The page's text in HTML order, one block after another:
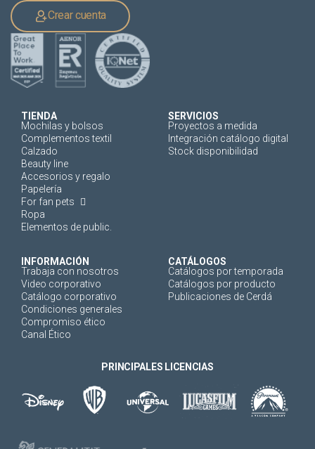
Crear cuenta
TIENDA
Mochilas y bolsos
Complementos textil
Calzado
Beauty line
Accesorios y regalo
Papelería
For fan pets
Ropa
Elementos de public.
SERVICIOS
Proyectos a medida
Integración catálogo digital
Stock disponibilidad
INFORMACIÓN
Trabaja con nosotros
Video corporativo
Catálogo corporativo
Condiciones generales
Compromiso ético
Canal Ético
CATÁLOGOS
Catálogos por temporada
Catálogos por producto
Publicaciones de Cerdá
PRINCIPALES LICENCIAS